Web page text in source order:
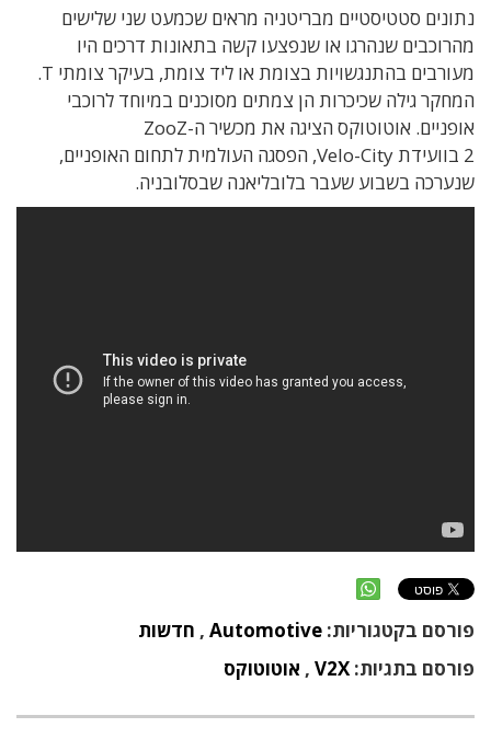
נתונים סטטיסטיים מבריטניה מראים שכמעט שני שלישים
מהרוכבים שנהרגו או שנפצעו קשה בתאונות דרכים היו
מעורבים בהתנגשויות בצומת או ליד צומת, בעיקר צומתי T.
המחקר גילה שכיכרות הן צמתים מסוכנים במיוחד לרוכבי
אופניים. אוטוטוקס הציגה את מכשיר ה-ZooZ
2 בוועידת Velo-City, הפסגה העולמית לתחום האופניים,
שנערכה בשבוע שעבר בלובליאנה שבסלובניה.
פורסם בקטגוריות: Automotive
, חדשות
פורסם בתגיות: V2X
, אוטוטוקס